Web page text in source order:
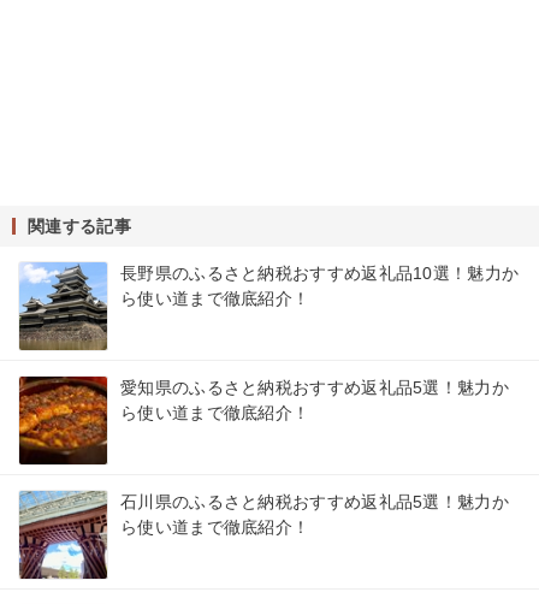
関連する記事
長野県のふるさと納税おすすめ返礼品10選！魅力か
ら使い道まで徹底紹介！
愛知県のふるさと納税おすすめ返礼品5選！魅力か
ら使い道まで徹底紹介！
石川県のふるさと納税おすすめ返礼品5選！魅力か
ら使い道まで徹底紹介！